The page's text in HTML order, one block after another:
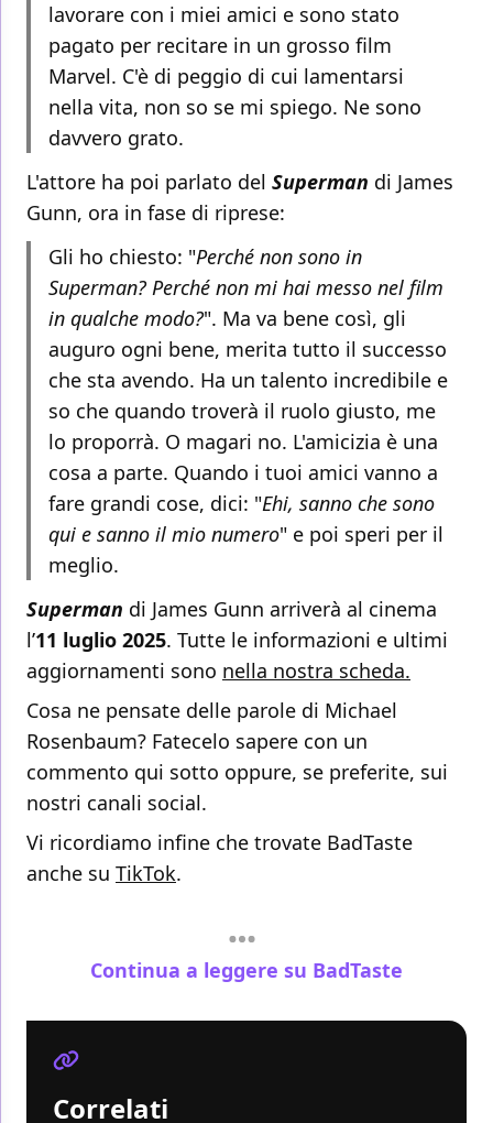
lavorare con i miei amici e sono stato
pagato per recitare in un grosso film
Marvel. C'è di peggio di cui lamentarsi
nella vita, non so se mi spiego. Ne sono
davvero grato.
L'attore ha poi parlato del Superman di James
Gunn, ora in fase di riprese:
Gli ho chiesto: "Perché non sono in
Superman? Perché non mi hai messo nel film
in qualche modo?". Ma va bene così, gli
auguro ogni bene, merita tutto il successo
che sta avendo. Ha un talento incredibile e
so che quando troverà il ruolo giusto, me
lo proporrà. O magari no. L'amicizia è una
cosa a parte. Quando i tuoi amici vanno a
fare grandi cose, dici: "Ehi, sanno che sono
qui e sanno il mio numero" e poi speri per il
meglio.
Superman di James Gunn arriverà al cinema
l’11 luglio 2025. Tutte le informazioni e ultimi
aggiornamenti sono nella nostra scheda.
Cosa ne pensate delle parole di Michael
Rosenbaum? Fatecelo sapere con un
commento qui sotto oppure, se preferite, sui
nostri canali social.
Vi ricordiamo infine che trovate BadTaste
anche su TikTok.
Continua a leggere su BadTaste
Correlati